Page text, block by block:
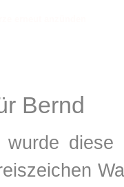
Bernd
wurde